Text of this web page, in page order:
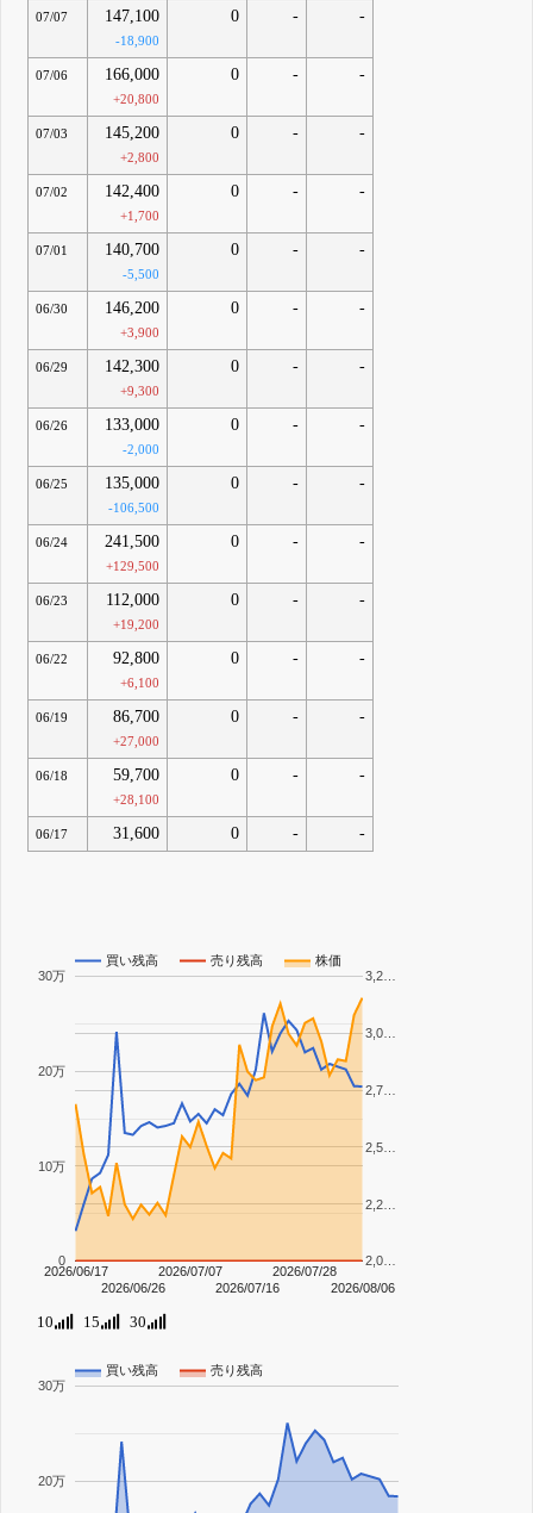
07/07 147,100
-18,900
0 - -
07/06 166,000
+20,800
0 - -
07/03 145,200
+2,800
0 - -
07/02 142,400
+1,700
0 - -
07/01 140,700
-5,500
0 - -
06/30 146,200
+3,900
0 - -
06/29 142,300
+9,300
0 - -
06/26 133,000
-2,000
0 - -
06/25 135,000
-106,500
0 - -
06/24 241,500
+129,500
0 - -
06/23 112,000
+19,200
0 - -
06/22 92,800
+6,100
0 - -
06/19 86,700
+27,000
0 - -
06/18 59,700
+28,100
0 - -
06/17 31,600 0 - -
買い残高 売り残高 株価
2026/06/17
2026/06/26
2026/07/07
2026/07/16
2026/07/28
2026/08/06
0
10万
20万
30万
2,0…
2,2…
2,5…
2,7…
3,0…
3,2…
10 15 30
買い残高 売り残高
20万
30万